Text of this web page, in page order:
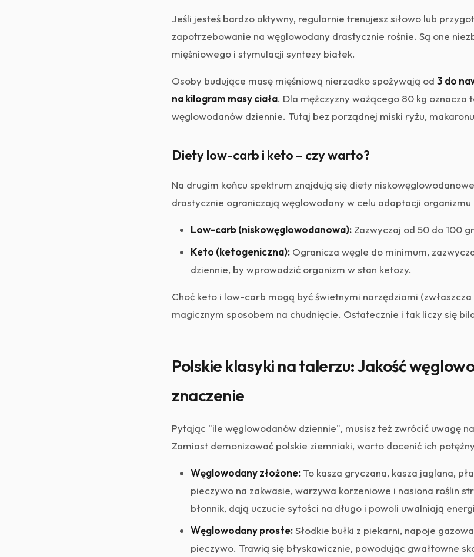
Jeśli jesteś bardzo aktywny, regularnie trenujesz siłowo lub
zapotrzebowanie na węglowodany drastycznie rośnie. Są one
mięśniowego i stymulacji syntezy białek.
Osoby budujące masę mięśniową nierzadko spożywają od 3 do
na kilogram masy ciała. Dla mężczyzny ważącego 80 kg
węglowodanów dziennie. Tutaj bez porządnej miski ryżu,
Diety low-carb i keto – czy warto?
Na drugim końcu spektrum znajdują się diety
drastycznie ograniczają węglowodany w celu adaptacji organizmu
Low-carb (niskowęglowodanowa): Zazwyczaj od 50 do 100
Keto (ketogeniczna): Ogranicza węgle do minimum,
dziennie, by wprowadzić organizm w stan ketozy.
Choć keto i low-carb mogą być świetnymi narzędziami
magicznym sposobem na chudnięcie. Ostatecznie i tak liczy się
Polskie klasyki na talerzu: Jakość
znaczenie
Pytając "ile węglowodanów dziennie", musisz też zwrócić uwagę
Zamiast demonizować polskie ziemniaki, warto docenić ich
Węglowodany złożone: To kasza gryczana, kasza jaglana,
pieczywo na zakwasie, warzywa korzeniowe i nasiona roślin
błonnik, dają uczucie sytości na długo i powoli uwalniają
Węglowodany proste:Słodkie bułki z piekarni, napoje
pieczywo. Trawią się błyskawicznie, powodując gwałtowne